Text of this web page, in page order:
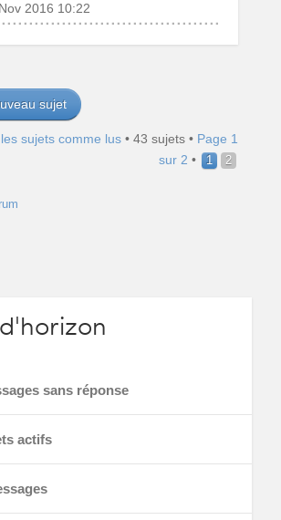
Nov 2016 10:22
sujet
sujets comme lus • 43 sujets • Page 1
sur 2 • 1 2
sans réponse
actifs